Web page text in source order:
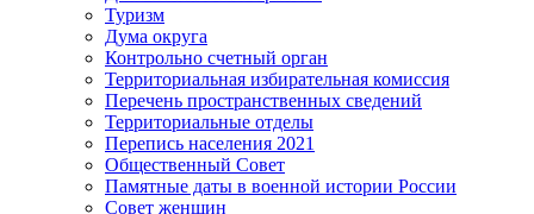
Туризм
Дума округа
Контрольно счетный орган
Территориальная избирательная комиссия
Перечень пространственных сведений
Территориальные отделы
Перепись населения 2021
Общественный Совет
Памятные даты в военной истории России
Совет женщин